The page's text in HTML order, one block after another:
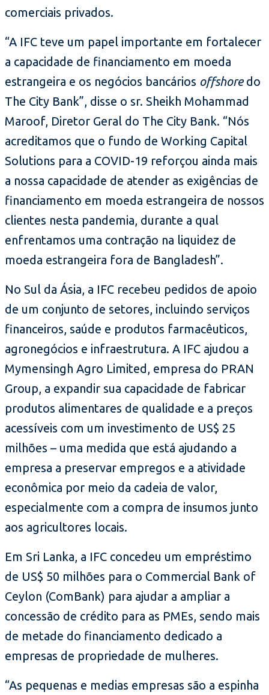
comerciais privados.
“A IFC teve um papel importante em fortalecer
a capacidade de financiamento em moeda
estrangeira e os negócios bancários offshoredo
The City Bank”, disse o sr. Sheikh Mohammad
Maroof, Diretor Geral do The City Bank. “Nós
acreditamos que o fundo de Working Capital
Solutions para a COVID-19 reforçou ainda mais
a nossa capacidade de atender as exigências de
financiamento em moeda estrangeira de nossos
clientes nesta pandemia, durante a qual
enfrentamos uma contração na liquidez de
moeda estrangeira fora de Bangladesh”.
No Sul da Ásia, a IFC recebeu pedidos de apoio
de um conjunto de setores, incluindo serviços
financeiros, saúde e produtos farmacêuticos,
agronegócios e infraestrutura. A IFC ajudou a
Mymensingh Agro Limited, empresa do PRAN
Group, a expandir sua capacidade de fabricar
produtos alimentares de qualidade e a preços
acessíveis com um investimento de US$ 25
milhões – uma medida que está ajudando a
empresa a preservar empregos e a atividade
econômica por meio da cadeia de valor,
especialmente com a compra de insumos junto
aos agricultores locais.
Em Sri Lanka, a IFC concedeu um empréstimo
de US$ 50 milhões para o Commercial Bank of
Ceylon (ComBank) para ajudar a ampliar a
concessão de crédito para as PMEs, sendo mais
de metade do financiamento dedicado a
empresas de propriedade de mulheres.
“As pequenas e medias empresas são a espinha